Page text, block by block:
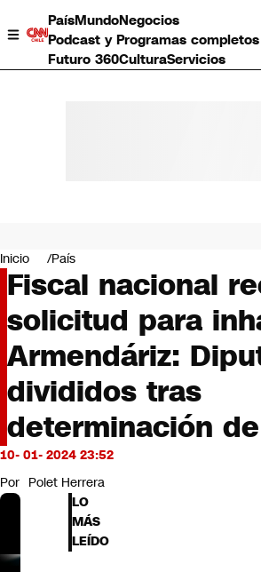
PaísMundoNegocios
Podcast y Programas completos
Futuro 360CulturaServicios
Negocios
Deportes
Programas completos
Cultura
Servicios
Bits
CNN tiempo
Futuro 360
Opinión
Inicio País
Fiscal nacional
solicitud para
Armendáriz:
divididos tras
determinación
10- 01- 2024 23:52
Por Polet Herrera
LO
MÁS
LEÍDO